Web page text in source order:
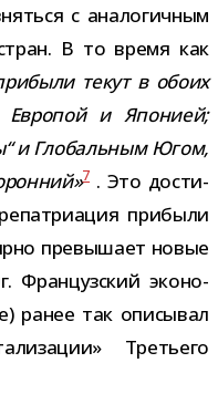
с ана­ло­гич­ным
В то время как
текут в обоих
и Японией;
и Глобальным Югом,
7 . Это дости­
при­были
пре­вы­шает новые
Французский эко­но­
ранее так опи­сы­вал
Третьего